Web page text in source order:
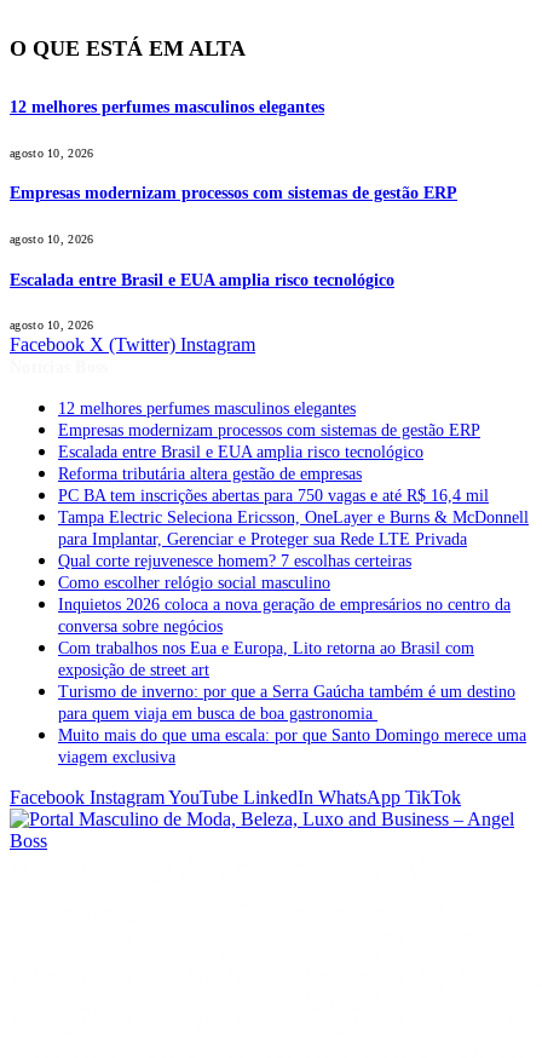
O QUE ESTÁ EM ALTA
12 melhores perfumes masculinos elegantes
agosto 10, 2026
Empresas modernizam processos com sistemas de gestão ERP
agosto 10, 2026
Escalada entre Brasil e EUA amplia risco tecnológico
agosto 10, 2026
Facebook X (Twitter) Instagram
12 melhores perfumes masculinos elegantes
Empresas modernizam processos com sistemas de gestão ERP
Escalada entre Brasil e EUA amplia risco tecnológico
Reforma tributária altera gestão de empresas
PC BA tem inscrições abertas para 750 vagas e até R$ 16,4 mil
Tampa Electric Seleciona Ericsson, OneLayer e Burns & McDonnell
para Implantar, Gerenciar e Proteger sua Rede LTE Privada
Qual corte rejuvenesce homem? 7 escolhas certeiras
Como escolher relógio social masculino
Inquietos 2026 coloca a nova geração de empresários no centro da
conversa sobre negócios
Com trabalhos nos Eua e Europa, Lito retorna ao Brasil com
exposição de street art
Turismo de inverno: por que a Serra Gaúcha também é um destino
para quem viaja em busca de boa gastronomia
Muito mais do que uma escala: por que Santo Domingo merece uma
viagem exclusiva
Facebook InstagramYouTube LinkedIn WhatsApp TikTok